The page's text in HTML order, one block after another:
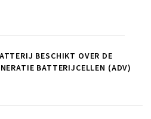
BESCHIKT OVER DE
BATTERIJCELLEN (ADV)